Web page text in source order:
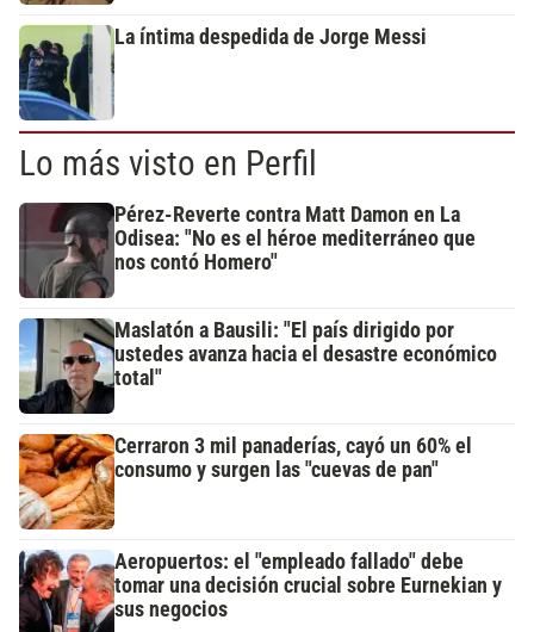
La íntima despedida de Jorge Messi
Lo más visto en Perfil
Pérez-Reverte contra Matt Damon en La
Odisea: "No es el héroe mediterráneo que
nos contó Homero"
Maslatón a Bausili: "El país dirigido por
ustedes avanza hacia el desastre económico
total"
Cerraron 3 mil panaderías, cayó un 60% el
consumo y surgen las "cuevas de pan"
Aeropuertos: el "empleado fallado" debe
tomar una decisión crucial sobre Eurnekian y
sus negocios